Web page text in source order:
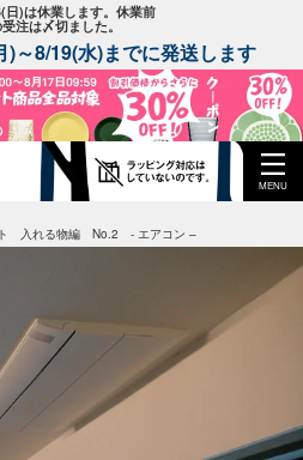
日)は休業します。休業前
注は〆切ました。
)～8/19(水)までに発送します
MENU
ト 入れる物編 No.2 - エアコン –